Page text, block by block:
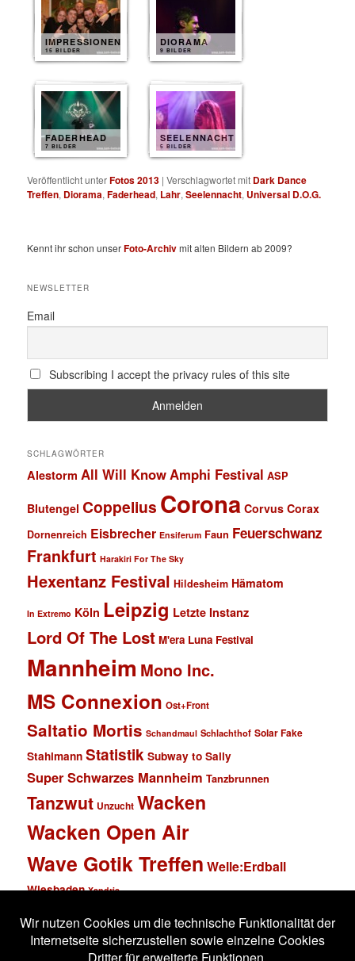
IMPRESSIONEN
15 BILDER
DIORAMA
9 BILDER
FADERHEAD
7 BILDER
SEELENNACHT
5 BILDER
Veröffentlicht unterFotos 2013 |Verschlagwortet mit Dark Dance
Treffen, Diorama,Faderhead, Lahr,Seelennacht, Universal D.O.G.
Kennt ihr schon unserFoto-Archivmit alten Bildern ab 2009?
NEWSLETTER
Email
Subscribing I accept the privacy rules of this site
SCHLAGWÖRTER
Alestorm All Will Know Amphi Festival ASP
Blutengel Coppelius Corona Corvus Corax
Dornenreich Eisbrecher Ensiferum Faun Feuerschwanz
Frankfurt Harakiri For The Sky
Hexentanz Festival Hildesheim Hämatom
In Extremo Köln Leipzig Letzte Instanz
Lord Of The Lost M'era Luna Festival
Mannheim Mono Inc.
MS Connexion Ost+Front
Saltatio Mortis Schandmaul Schlachthof Solar Fake
Stahlmann Statistik Subway to Sally
Super Schwarzes Mannheim Tanzbrunnen
Tanzwut Unzucht Wacken
Wacken Open Air
Wave Gotik Treffen Welle:Erdball
Wiesbaden Xandria
Impressum